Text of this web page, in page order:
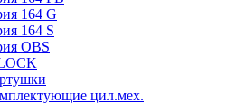
164 G
164 S
OBS
цил.мех.